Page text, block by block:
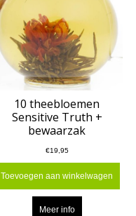
10 theebloemen
Sensitive Truth +
bewaarzak
€19,95
Toevoegen aan winkelwagen
Meer info